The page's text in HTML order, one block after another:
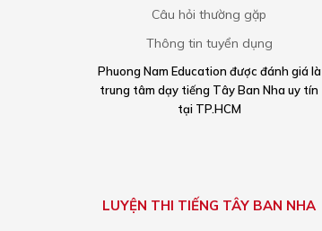
Câu hỏi thường gặp
Thông tin tuyển dụng
Phuong Nam Education được đánh giá là
trung tâm dạy tiếng Tây Ban Nha uy tín
tại TP.HCM
LUYỆN THI TIẾNG TÂY BAN NHA